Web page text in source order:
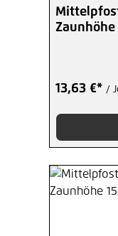
Zaunhöhe
13,63 €* /